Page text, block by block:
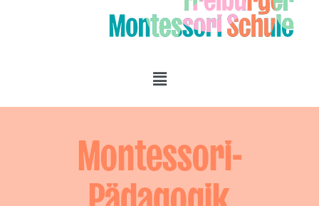
Montessori-
Pädagogik